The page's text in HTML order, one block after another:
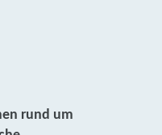
rund um